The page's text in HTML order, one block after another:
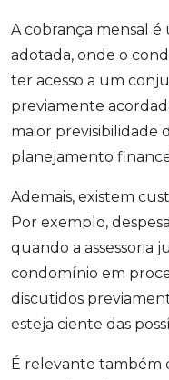
A cobrança mensal
adotada, onde o
ter acesso a um
previamente
maior previsibilidade
planejamento
Ademais, existem
Por exemplo,
quando a assessoria
condomínio em
discutidos
esteja ciente das
É relevante também